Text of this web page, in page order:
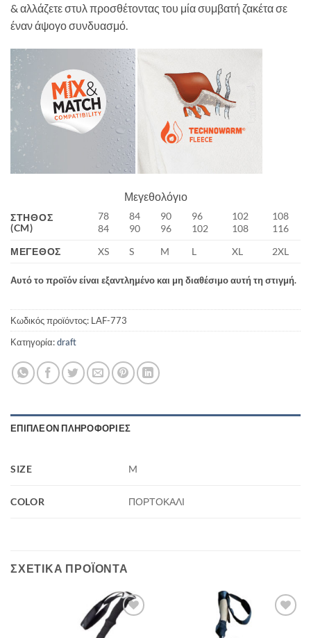
& αλλάζετε στυλ προσθέτοντας του μία συμβατή ζακέτα σε
έναν άψογο συνδυασμό.
Μεγεθολόγιο
ΣΤΉΘΟΣ
(CM)
78
84
84
90
90
96
96
102
102
108
108
116
ΜΈΓΕΘΟΣ
XS S M L XL 2XL
Αυτό το προϊόν είναι εξαντλημένο και μη διαθέσιμο αυτή τη στιγμή.
Κωδικός προϊόντος: LAF-773
Κατηγορία:draft
ΕΠΙΠΛΈΟΝ ΠΛΗΡΟΦΟΡΊΕΣ
SIZE M
COLOR ΠΟΡΤΟΚΑΛΙ
ΣΧΕΤΙΚΆ ΠΡΟΪΌΝΤΑ
Add to